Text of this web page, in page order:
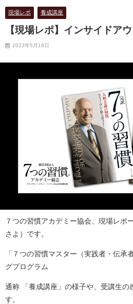
現場レポ 養成講座
【現場レポ】インサイドア
2023年5月18日
７つの習慣アカデミー協会、現場レポ
さよ）です。
「７つの習慣マスター（実践者・伝承
グプログラム
通称 「養成講座」の様子や、受講生の
す。